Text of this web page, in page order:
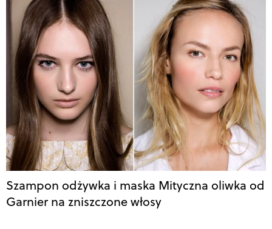
Szampon odżywka i maska Mityczna oliwka od
Garnier na zniszczone włosy